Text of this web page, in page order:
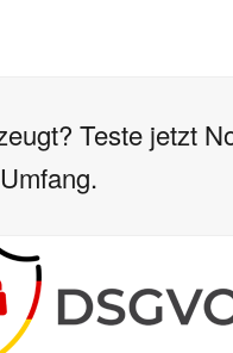
Teste jetzt